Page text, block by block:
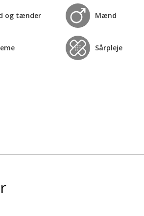
og tænder Mænd
Sårpleje